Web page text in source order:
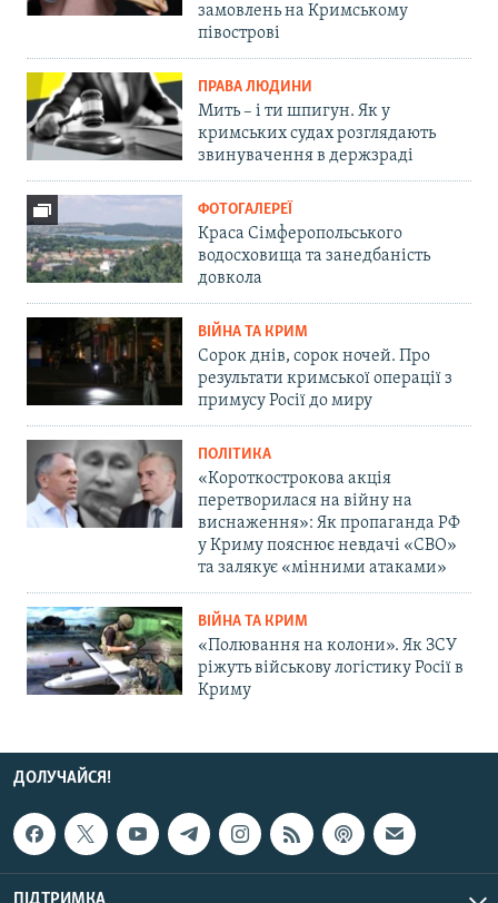
замовлень на Кримському
півострові
ПРАВА ЛЮДИНИ
Мить – і ти шпигун. Як у
кримських судах розглядають
звинувачення в держзраді
ФОТОГАЛЕРЕЇ
Краса Сімферопольського
водосховища та занедбаність
довкола
ВІЙНА ТА КРИМ
Сорок днів, сорок ночей. Про
результати кримської операції з
примусу Росії до миру
ПОЛІТИКА
«Короткострокова акція
перетворилася на війну на
виснаження»: Як пропаганда РФ
у Криму пояснює невдачі «СВО»
та залякує «мінними атаками»
ВІЙНА ТА КРИМ
«Полювання на колони». Як ЗСУ
ріжуть військову логістику Росії в
Криму
ДОЛУЧАЙСЯ!